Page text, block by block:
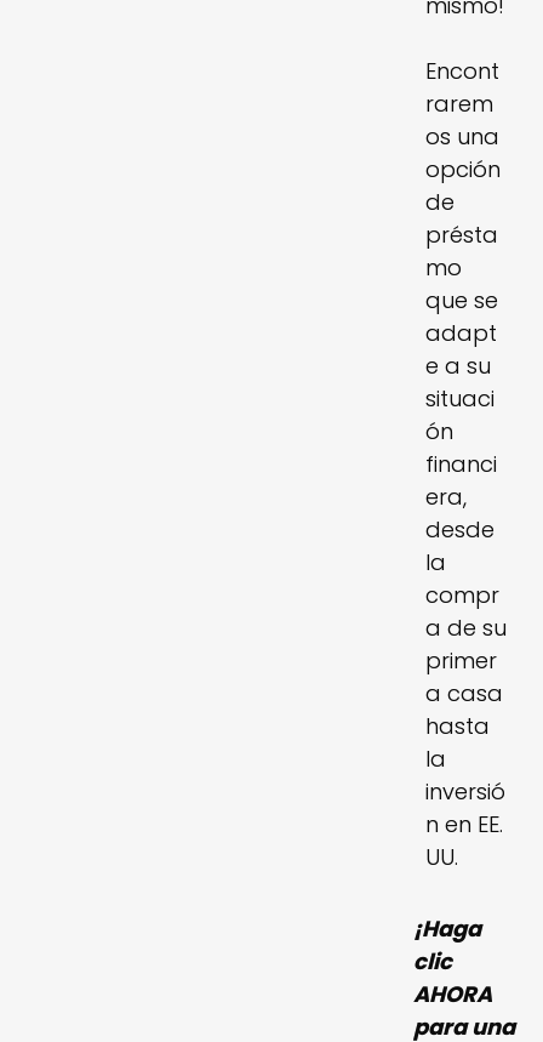
Encont
rarem
os una
opción
de
présta
mo
que se
adapt
e a su
situaci
ón
financi
era,
desde
la
compr
a de su
primer
a casa
hasta
la
inversió
n en EE.
UU.
¡Haga
clic
AHORA
para una